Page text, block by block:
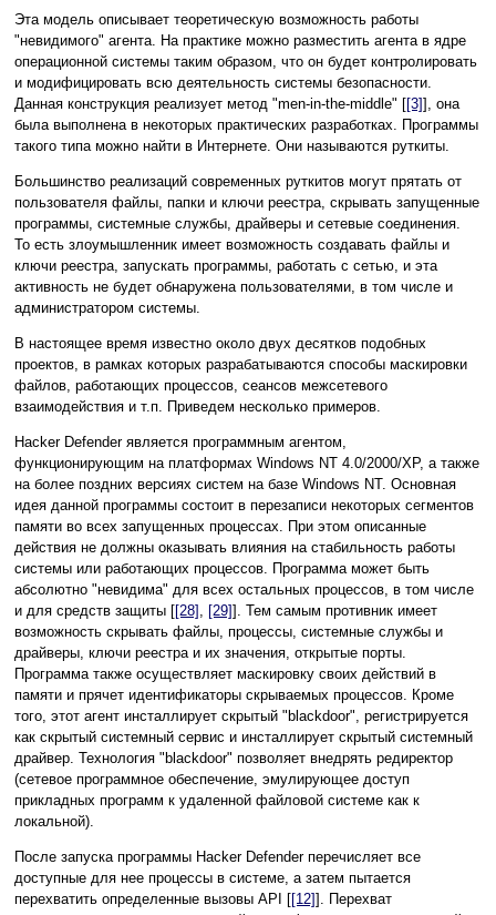
Эта модель описывает теоретическую возможность работы
"невидимого" агента. На практике можно разместить агента в ядре
операционной системы таким образом, что он будет контролировать
и модифицировать всю деятельность системы безопасности.
Данная конструкция реализует метод "men-in-the-middle" [[3]], она
была выполнена в некоторых практических разработках. Программы
такого типа можно найти в Интернете. Они называются руткиты.
Большинство реализаций современных руткитов могут прятать от
пользователя файлы, папки и ключи реестра, скрывать запущенные
программы, системные службы, драйверы и сетевые соединения.
То есть злоумышленник имеет возможность создавать файлы и
ключи реестра, запускать программы, работать с сетью, и эта
активность не будет обнаружена пользователями, в том числе и
администратором системы.
В настоящее время известно около двух десятков подобных
проектов, в рамках которых разрабатываются способы маскировки
файлов, работающих процессов, сеансов межсетевого
взаимодействия и т.п. Приведем несколько примеров.
Hacker Defender является программным агентом,
функционирующим на платформах Windows NT 4.0/2000/XP, а также
на более поздних версиях систем на базе Windows NT. Основная
идея данной программы состоит в перезаписи некоторых сегментов
памяти во всех запущенных процессах. При этом описанные
действия не должны оказывать влияния на стабильность работы
системы или работающих процессов. Программа может быть
абсолютно "невидима" для всех остальных процессов, в том числе
и для средств защиты [[28] , [29]]. Тем самым противник имеет
возможность скрывать файлы, процессы, системные службы и
драйверы, ключи реестра и их значения, открытые порты.
Программа также осуществляет маскировку своих действий в
памяти и прячет идентификаторы скрываемых процессов. Кроме
того, этот агент инсталлирует скрытый "blackdoor", регистрируется
как скрытый системный сервис и инсталлирует скрытый системный
драйвер. Технология "blackdoor" позволяет внедрять редиректор
(сетевое программное обеспечение, эмулирующее доступ
прикладных программ к удаленной файловой системе как к
локальной).
После запуска программы Hacker Defender перечисляет все
доступные для нее процессы в системе, а затем пытается
перехватить определенные вызовы API [[12]]. Перехват